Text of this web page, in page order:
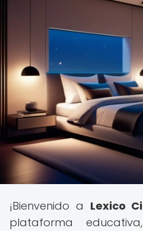
¡Bienvenido a Lexico
plataforma